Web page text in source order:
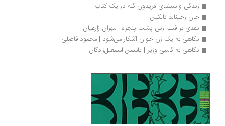
زندگی و سینمای فریدون گله در یک کتاب
جان رجینالد تالکین
نقدی بر فیلم زنی پشت پنجره | مهران زارعیان
نگاهی به یک زن جوان آشکار می‌شود | محمود فاضلی
نگاهی به گامبی وزیر | یاسمن اسمعیل‌زادگان